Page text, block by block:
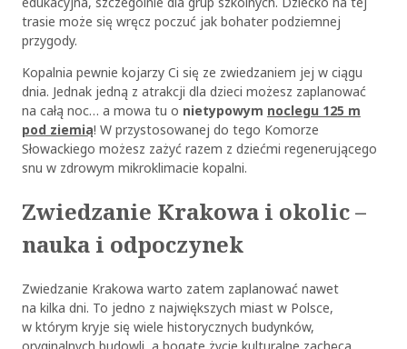
trasie może się wręcz poczuć jak bohater podziemnej
przygody.
Kopalnia pewnie kojarzy Ci się ze zwiedzaniem jej w ciągu
dnia. Jednak jedną z atrakcji dla dzieci możesz zaplanować
na całą noc… a mowa tu o nietypowym noclegu 125 m
pod ziemią! W przystosowanej do tego Komorze
Słowackiego możesz zażyć razem z dziećmi regenerującego
snu w zdrowym mikroklimacie kopalni.
Zwiedzanie Krakowa i okolic –
nauka i odpoczynek
Zwiedzanie Krakowa warto zatem zaplanować nawet
na kilka dni. To jedno z największych miast w Polsce,
w którym kryje się wiele historycznych budynków,